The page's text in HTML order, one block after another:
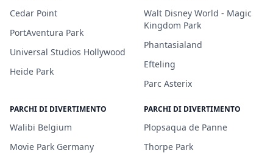
Cedar Point
PortAventura Park
Universal Studios Hollywood
Heide Park
Walt Disney World - Magic
Kingdom Park
Phantasialand
Efteling
Parc Asterix
PARCHI DI DIVERTIMENTO
Walibi Belgium
Movie Park Germany
PARCHI DI DIVERTIMENTO
Plopsaqua de Panne
Thorpe Park